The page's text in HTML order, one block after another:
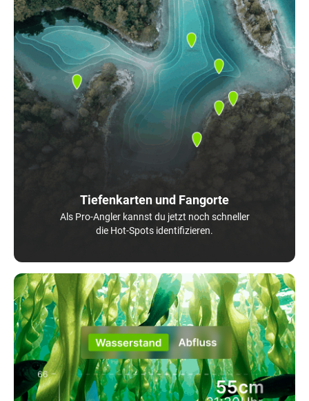
Tiefenkarten und Fangorte
Als Pro-Angler kannst du jetzt noch schneller
die Hot-Spots identifizieren.